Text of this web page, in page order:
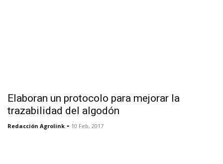
Elaboran un protocolo para mejorar la
trazabilidad del algodón
Redacción Agrolink - 10 Feb, 2017